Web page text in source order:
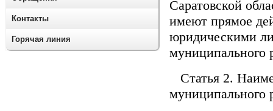
Саратовской
имеют прямое
юридическими
муниципального
Статья 2.
муниципального
Контакты
Горячая линия